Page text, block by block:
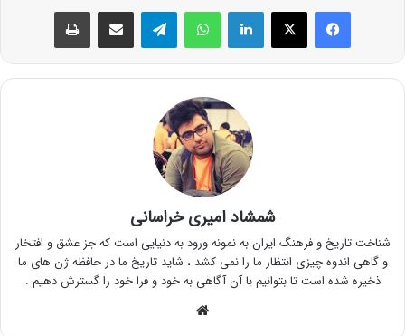
فیس بوک X لینکدین واتس آپ تلگرام اشتراک گذاری از طریق ایمیل چاپ
شمشاد امیری خراسانی
شناخت تاریخ و فرهنگ ایران به نمونه ورود به دنیایی است که جز عشق و افتخار
و گاهی اندوه چیزی انتظار ما را نمی کشد ، شاید تاریخ ما در حافظه ژن های ما
ذخیره شده است تا بتوانیم با آن آگاهی به خود و فرا خود را گسترش دهیم .